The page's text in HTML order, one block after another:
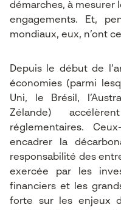
démarches, à mesurer
engagements. Et,
mondiaux, eux, n’ont
Depuis le début de
économies (parmi
Uni, le Brésil,
Zélande)
réglementaires.
encadrer la
responsabilité des
exercée par les
financiers et les
forte sur les enjeux